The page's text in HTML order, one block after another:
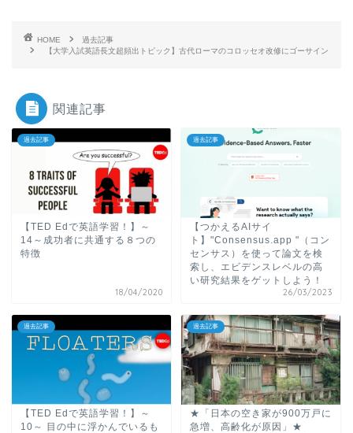
HOME
過去記事
【大学入試英語長文超頻出トピック】古代ローマのコロッセオ改修にゴーサイン
関連記事
過去記事
【TED Edで英語学習！】～
14～成功者に共通する８つの
特徴
18/04/2020
過去記事
【つかえるAIサイ
ト】"Consensus.app "（コン
センサス）を使って論文を検
索し、エビデンスレベルの高
い研究結果をゲットしよう！
26/03/2023
過去記事
【TED Edで英語学習！】～
10～ 目の中に浮かんでいるも
過去記事
★「日本の空き家が900万戸に
急増、高齢化が原因」★